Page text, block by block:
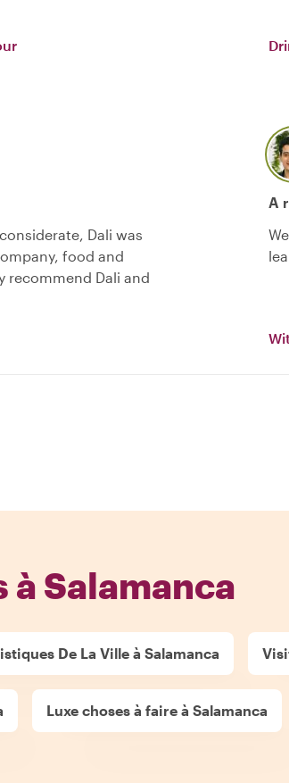
Dali was
food and
recommend Dali and
A
à Salamanca
De La Ville à Salamanca
Luxe choses à faire à Salamanca